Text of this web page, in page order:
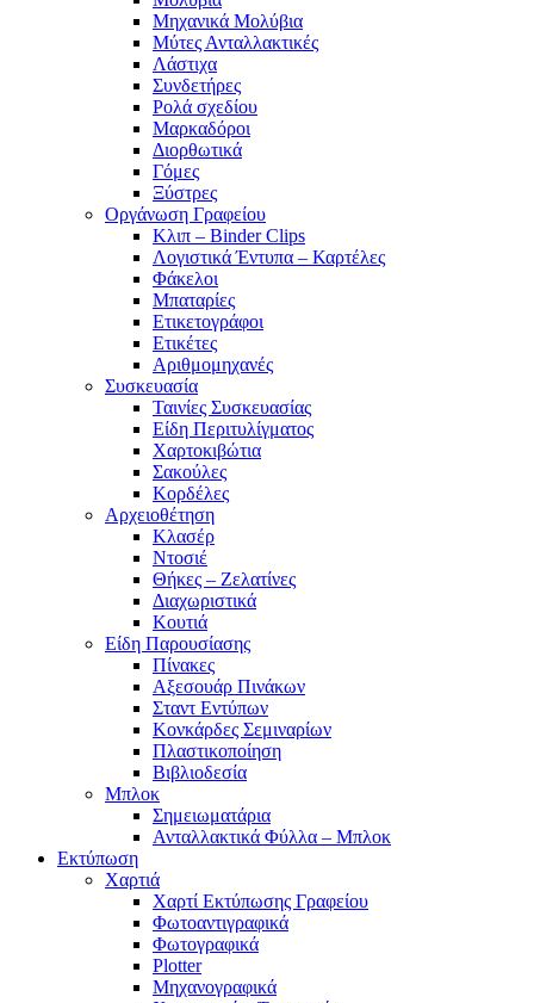
Μηχανικά Μολύβια
Μύτες Ανταλλακτικές
Λάστιχα
Συνδετήρες
Ρολά σχεδίου
Μαρκαδόροι
Διορθωτικά
Γόμες
Ξύστρες
Οργάνωση Γραφείου
Κλιπ – Binder Clips
Λογιστικά Έντυπα – Καρτέλες
Φάκελοι
Μπαταρίες
Ετικετογράφοι
Ετικέτες
Αριθμομηχανές
Συσκευασία
Ταινίες Συσκευασίας
Είδη Περιτυλίγματος
Χαρτοκιβώτια
Σακούλες
Κορδέλες
Αρχειοθέτηση
Κλασέρ
Ντοσιέ
Θήκες – Ζελατίνες
Διαχωριστικά
Κουτιά
Είδη Παρουσίασης
Πίνακες
Αξεσουάρ Πινάκων
Σταντ Εντύπων
Κονκάρδες Σεμιναρίων
Πλαστικοποίηση
Βιβλιοδεσία
Μπλοκ
Σημειωματάρια
Ανταλλακτικά Φύλλα – Μπλοκ
Εκτύπωση
Χαρτιά
Χαρτί Εκτύπωσης Γραφείου
Φωτοαντιγραφικά
Φωτογραφικά
Plotter
Μηχανογραφικά